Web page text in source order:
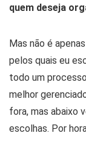
quem deseja
Mas não é
pelos quais eu
todo um
melhor
fora, mas abaixo
escolhas. Por